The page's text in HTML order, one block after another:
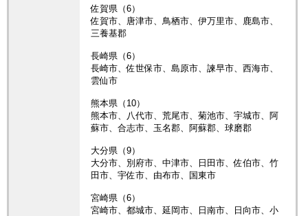
佐賀県（6）
佐賀市、唐津市、鳥栖市、伊万里市、鹿島市、
三養基郡
長崎県（6）
長崎市、佐世保市、島原市、諫早市、西海市、
雲仙市
熊本県（10）
熊本市、八代市、荒尾市、菊池市、宇城市、阿
蘇市、合志市、玉名郡、阿蘇郡、球磨郡
大分県（9）
大分市、別府市、中津市、日田市、佐伯市、竹
田市、宇佐市、由布市、国東市
宮崎県（6）
宮崎市、都城市、延岡市、日南市、日向市、小